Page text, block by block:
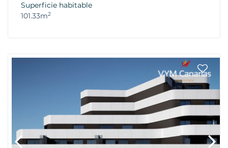
Superficie habitable
101.33m2